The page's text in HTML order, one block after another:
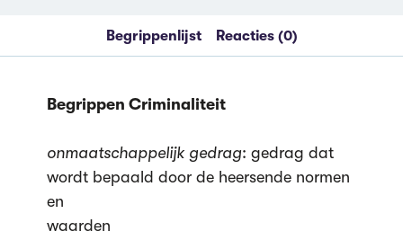
Begrippenlijst Reacties (0)
Begrippen Criminaliteit
onmaatschappelijk gedrag: gedrag dat
wordt bepaald door de heersende normen
en
waarden